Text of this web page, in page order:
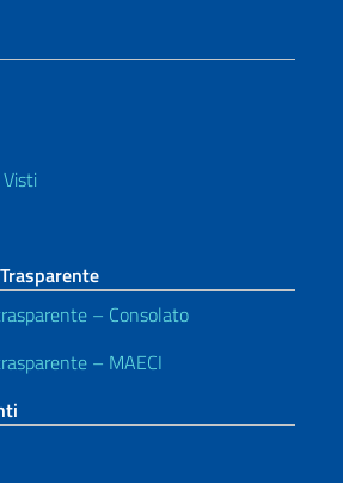
– Consolato
– MAECI